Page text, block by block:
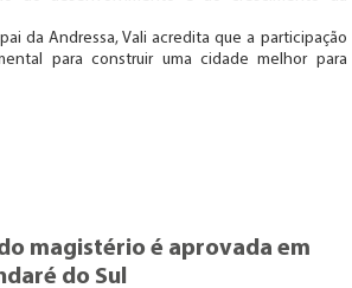
da Andressa, Vali acredita que a participação
para construir uma cidade melhor para
magistério é aprovada em
do Sul